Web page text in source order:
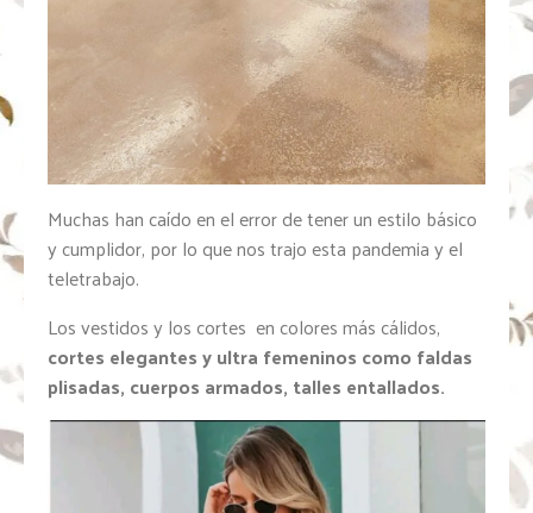
Muchas han caído en el error de tener un estilo básico
y cumplidor, por lo que nos trajo esta pandemia y el
teletrabajo.
Los vestidos y los cortes en colores más cálidos,
cortes elegantes y ultra femeninos como faldas
plisadas, cuerpos armados, talles entallados.